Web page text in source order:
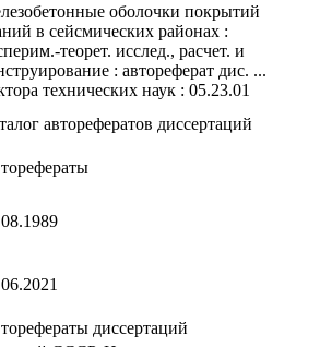
оболочки покрытий
в сейсмических районах :
теорет. исслед., расчет. и
: автореферат дис. ...
технических наук : 05.23.01
авторефератов диссертаций
диссертаций